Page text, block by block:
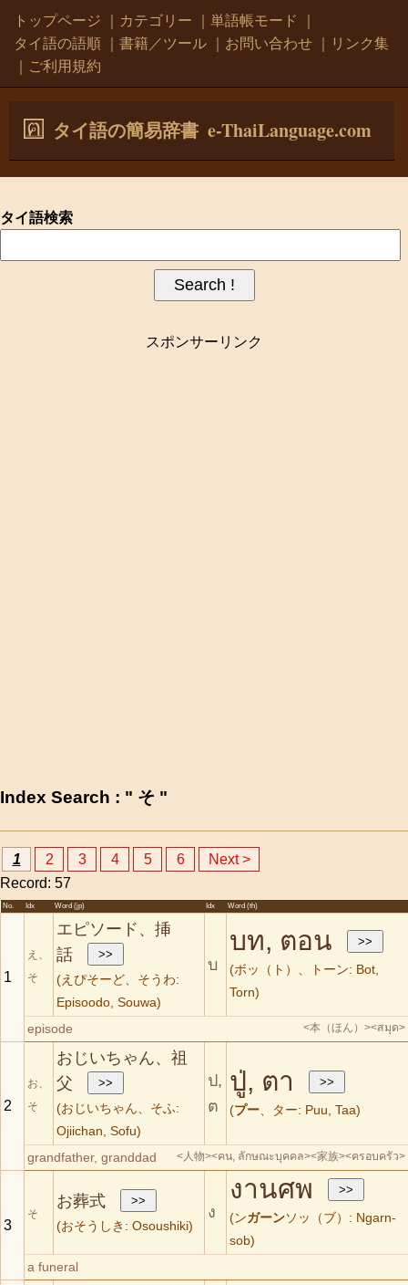
トップページ カテゴリー 単語帳モード
タイ語の語順
書籍／ツール お問い合わせ
リンク集
ご利用規約
タイ語の簡易辞書 e-ThaiLanguage.com
タイ語検索
スポンサーリンク
Index Search : " そ "
1 2 3 4 5 6
Next >
Record: 57
No. Idx Word (jp) Idx Word (th)
1
え、
そ
エピソード、挿
話
(えぴそーど、そうわ:
Episoodo, Souwa)
บ
บท, ตอน
(ボッ（ト）、トーン: Bot,
Torn)
episode <本（ほん）><สมุด>
2
お、
そ
おじいちゃん、祖
父
(おじいちゃん、そふ:
Ojiichan, Sofu)
ป,
ต
ปู่, ตา
(プー、ター: Puu, Taa)
grandfather, granddad <人物><คน, ลักษณะบุคคล><家族><ครอบครัว>
3
そ
お葬式
(おそうしき: Osoushiki)
ง
งานศพ
(ンガーンソッ（ブ）: Ngarn-
sob)
a funeral